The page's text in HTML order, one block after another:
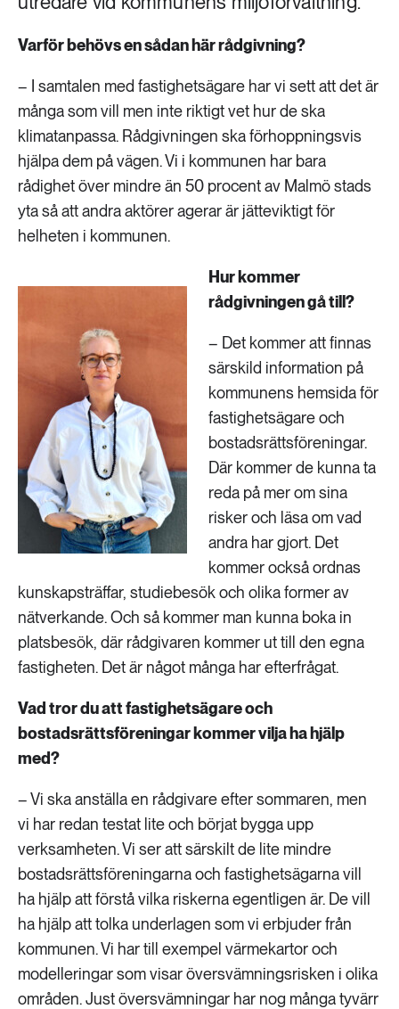
Varför behövs en sådan här rådgivning?
– I samtalen med fastighetsägare har vi sett att det är
många som vill men inte riktigt vet hur de ska
klimatanpassa. Rådgivningen ska förhoppningsvis
hjälpa dem på vägen. Vi i kommunen har bara
rådighet över mindre än 50 procent av Malmö stads
yta så att andra aktörer agerar är jätteviktigt för
helheten i kommunen.
Hur kommer
rådgivningen gå till?
– Det kommer att finnas
särskild information på
kommunens hemsida för
fastighetsägare och
bostadsrättsföreningar.
Där kommer de kunna ta
reda på mer om sina
risker och läsa om vad
andra har gjort. Det
kommer också ordnas
kunskapsträffar, studiebesök och olika former av
nätverkande. Och så kommer man kunna boka in
platsbesök, där rådgivaren kommer ut till den egna
fastigheten. Det är något många har efterfrågat.
Vad tror du att fastighetsägare och
bostadsrättsföreningar kommer vilja ha hjälp
med?
– Vi ska anställa en rådgivare efter sommaren, men
vi har redan testat lite och börjat bygga upp
verksamheten. Vi ser att särskilt de lite mindre
bostadsrättsföreningarna och fastighetsägarna vill
ha hjälp att förstå vilka riskerna egentligen är. De vill
ha hjälp att tolka underlagen som vi erbjuder från
kommunen. Vi har till exempel värmekartor och
modelleringar som visar översvämningsrisken i olika
områden. Just översvämningar har nog många tyvärr